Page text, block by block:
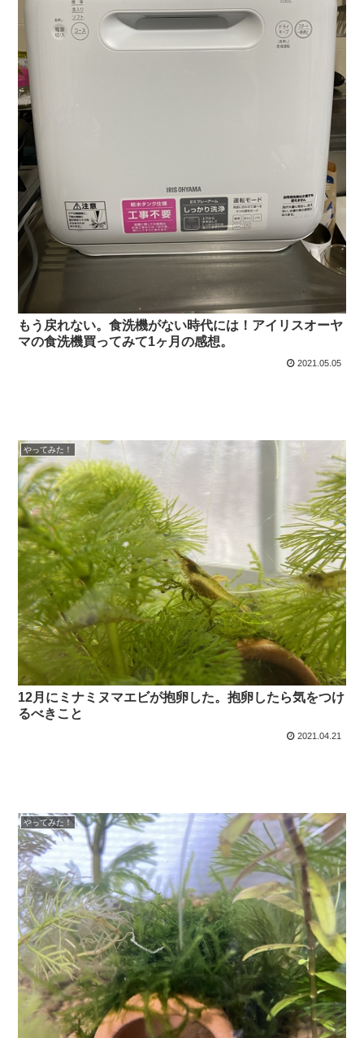
もう戻れない。食洗機がない時代には！アイリスオーヤ
マの食洗機買ってみて1ヶ月の感想。
2021.05.05
やってみた！
12月にミナミヌマエビが抱卵した。抱卵したら気をつけ
るべきこと
2021.04.21
やってみた！